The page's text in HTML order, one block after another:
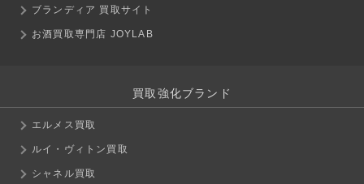
ブランディア 買取サイト
お酒買取専門店 JOYLAB
買取強化ブランド
エルメス買取
ルイ・ヴィトン買取
シャネル買取